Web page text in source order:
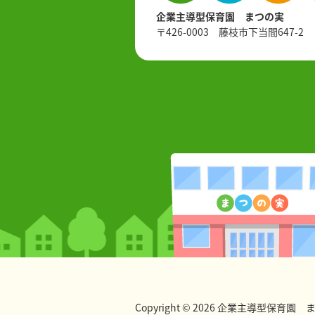
企業主導型保育園 まつの実
〒426-0003 藤枝市下当間647-2
Copyright © 2026 企業主導型保育園